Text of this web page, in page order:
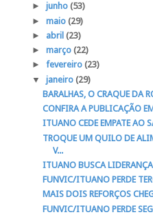
► junho (53)
► maio (29)
► abril (23)
► março (22)
► fevereiro (23)
▼ janeiro (29)
BARALHAS, O CRAQUE DA
CONFIRA A PUBLICAÇÃO
ITUANO CEDE EMPATE AO
TROQUE UM QUILO DE
V...
ITUANO BUSCA
FUNVIC/ITUANO PERDE
MAIS DOIS REFORÇOS
FUNVIC/ITUANO PERDE